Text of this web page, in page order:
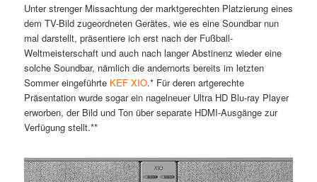
Unter strenger Missachtung der marktgerechten Platzierung eines
dem TV-Bild zugeordneten Gerätes, wie es eine Soundbar nun
mal darstellt, präsentiere ich erst nach der Fußball-
Weltmeisterschaft und auch nach langer Abstinenz wieder eine
solche Soundbar, nämlich die andernorts bereits im letzten
Sommer eingeführte KEF XIO.* Für deren artgerechte
Präsentation wurde sogar ein nagelneuer Ultra HD Blu-ray Player
erworben, der Bild und Ton über separate HDMI-Ausgänge zur
Verfügung stellt.**